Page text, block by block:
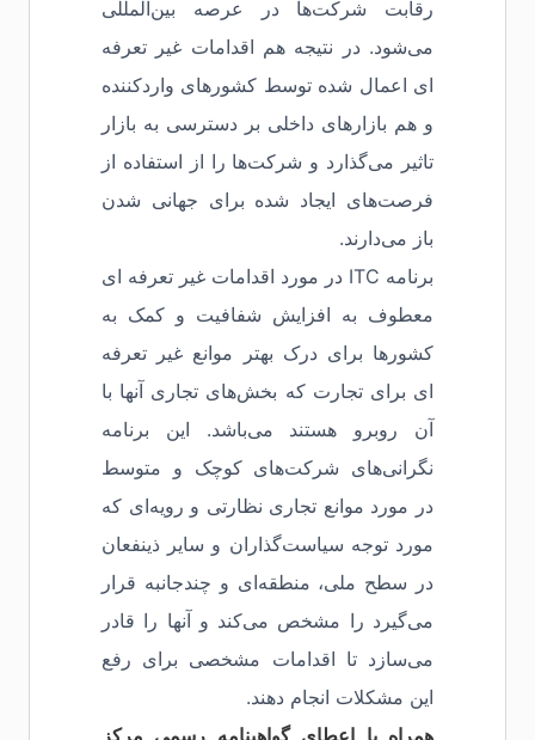
رقابت شرکت‌ها در عرصه بین‌المللی
می‌شود. در نتیجه هم اقدامات غیر تعرفه
ای اعمال شده توسط کشورهای واردکننده
و هم بازارهای داخلی بر دسترسی به بازار
تاثیر می‌گذارد و شرکت‌ها را از استفاده از
فرصت‌های ایجاد شده برای جهانی شدن
باز می‌دارند.
برنامه ITC در مورد اقدامات غیر تعرفه ای
معطوف به افزایش شفافیت و کمک به
کشورها برای درک بهتر موانع غیر تعرفه
ای برای تجارت که بخش‌های تجاری آنها با
آن روبرو هستند می‌باشد. این برنامه
نگرانی‌های شرکت‌های کوچک و متوسط
در مورد موانع تجاری نظارتی و رویه‌ای که
مورد توجه سیاست‌گذاران و سایر ذینفعان
در سطح ملی، منطقه‌ای و چندجانبه قرار
می‌گیرد را مشخص می‌کند و آنها را قادر
می‌سازد تا اقدامات مشخصی برای رفع
این مشکلات انجام دهند.
همراه با اعطای گواهینامه رسمی مرکز